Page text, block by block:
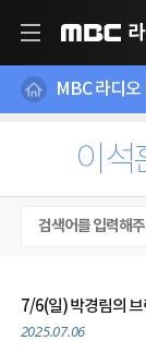
MBC 라디
이석
7/6(일) 박경림의
2025.07.06